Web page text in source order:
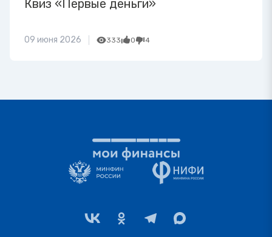
Квиз «Первые деньги»
09 июня 2026 333 0 4